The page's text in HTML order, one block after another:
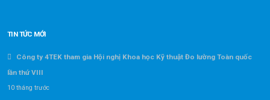
TIN TỨC MỚI
Công ty 4TEK tham gia Hội nghị Khoa học Kỹ thuật Đo lường Toàn quốc
lần thứ VIII
10 tháng trước